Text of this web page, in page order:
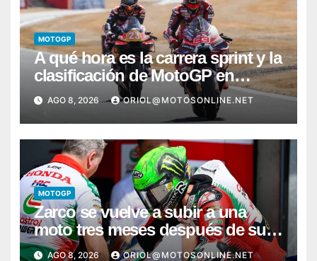
MOTOGP
A qué hora es la carrera sprint y la
clasificación de MotoGP en
Silverstone
AGO 8, 2026 ORIOL@MOTOSONLINE.NET
MOTOGP
Zarco se vuelve a subir a una
moto tres meses después de su
grave lesión
AGO 8, 2026 ORIOL@MOTOSONLINE.NET